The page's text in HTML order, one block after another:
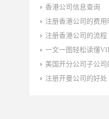
香港公司信息查询
注册香港公司的费用
注册香港公司的流程
一文一图轻松读懂
美国开分公司子公司
注册开曼公司的好处